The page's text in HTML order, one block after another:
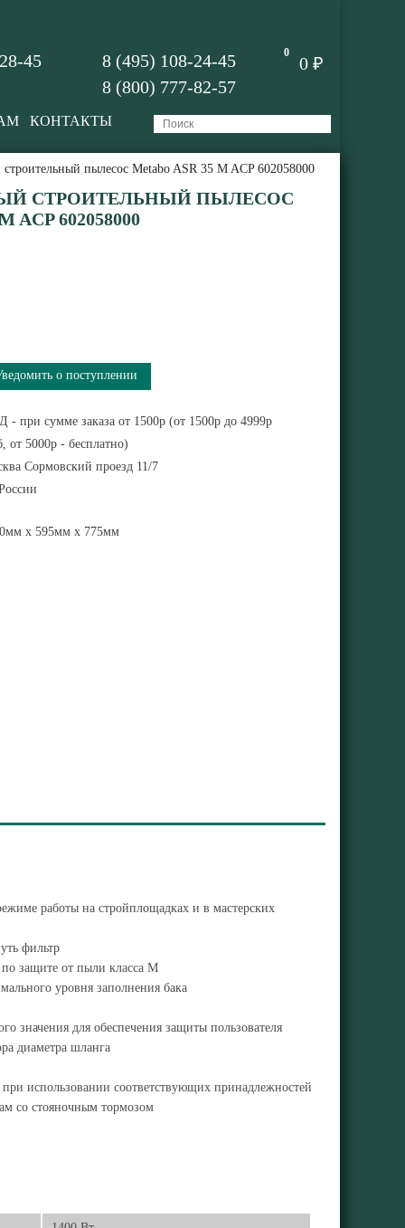
0
0 ₽
8 (495) 108-24-45
8 (800) 777-82-57
45
КОНТАКТЫ
пылесос Metabo ASR 35 M ACP 602058000
СТРОИТЕЛЬНЫЙ ПЫЛЕСОС
ACP 602058000
о поступлении
при сумме заказа от 1500р (от 1500р до 4999р
от 5000р - бесплатно)
Сормовский проезд 11/7
x 595мм x 775мм
работы на стройплощадках и в мастерских
фильтр
защите от пыли класса M
уровня заполнения бака
для обеспечения защиты пользователя
диаметра шланга
при использовании соответствующих принадлежностей
со стояночным тормозом